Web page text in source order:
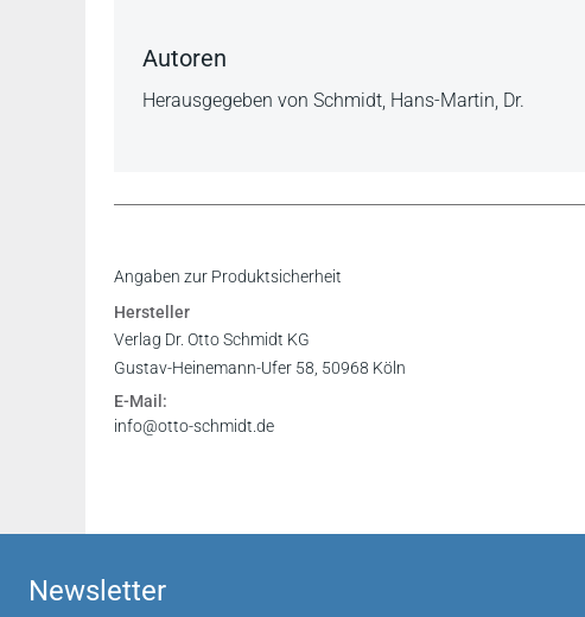
Autoren
Herausgegeben von Schmidt, Hans-Martin, Dr.
Angaben zur Produktsicherheit
Hersteller
Verlag Dr. Otto Schmidt KG
Gustav-Heinemann-Ufer 58, 50968 Köln
E-Mail:
info@otto-schmidt.de
Newsletter